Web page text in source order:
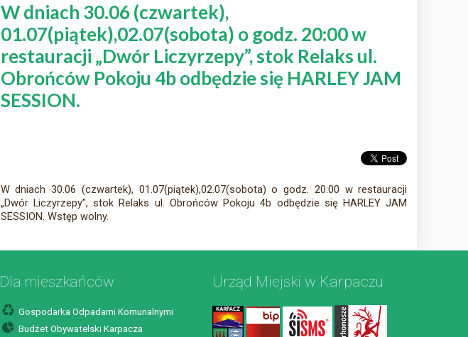
W dniach 30.06 (czwartek),
01.07(piątek),02.07(sobota) o godz. 20:00 w
restauracji „Dwór Liczyrzepy”, stok Relaks ul.
Obrońców Pokoju 4b odbędzie się HARLEY JAM
SESSION.
W dniach 30.06 (czwartek), 01.07(piątek),02.07(sobota) o godz. 20:00 w restauracji
„Dwór Liczyrzepy”, stok Relaks ul. Obrońców Pokoju 4b odbędzie się HARLEY JAM
SESSION. Wstęp wolny.
Dla mieszkańców
Gospodarka Odpadami Komunalnymi
Budżet Obywatelski Karpacza
Urząd Miejski w Karpaczu